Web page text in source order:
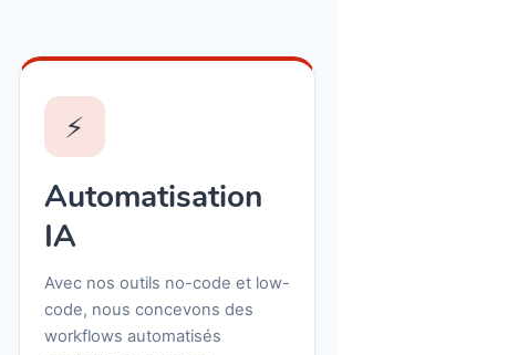
⚡
Automatisation
IA
Avec nos outils no-code et low-
code, nous concevons des
workflows automatisés